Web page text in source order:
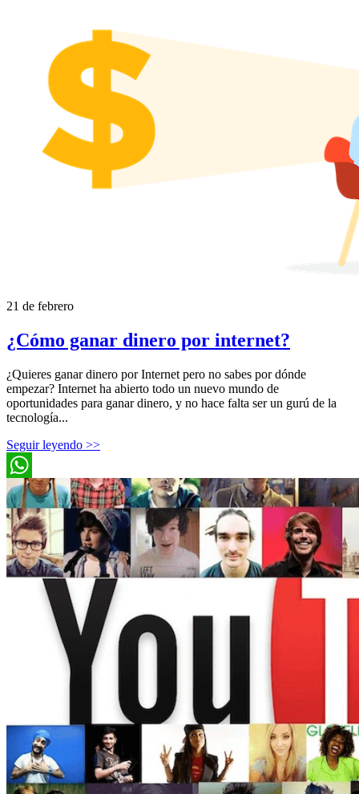
21 de febrero
¿Cómo ganar dinero por internet?
¿Quieres ganar dinero por Internet pero no sabes por dónde
empezar? Internet ha abierto todo un nuevo mundo de
oportunidades para ganar dinero, y no hace falta ser un gurú de la
tecnología...
Seguir leyendo >>
WhatsApp